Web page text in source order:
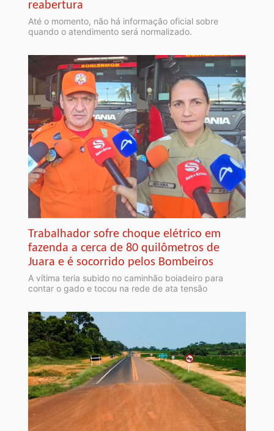
reabertura
Até o momento, não há informação oficial sobre
quando o atendimento será normalizado.
Trabalhador sofre choque elétrico em
fazenda a cerca de 80 quilômetros de
Juara e é socorrido pelos Bombeiros
A vítima teria subido no caminhão boiadeiro para
contar o gado e tocou na rede de ata tensão